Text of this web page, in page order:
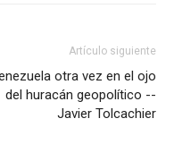
Artículo siguiente
otra vez en el ojo
del huracán geopolítico --
Javier Tolcachier